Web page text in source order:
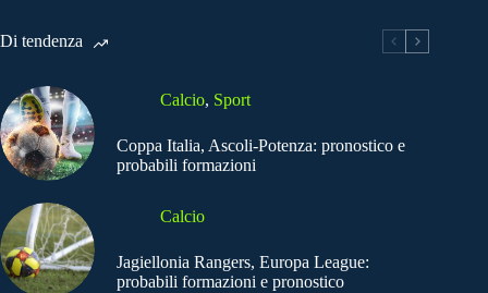
Di tendenza
Calcio, Sport
Coppa Italia, Ascoli-Potenza: pronostico e
probabili formazioni
Calcio
Jagiellonia Rangers, Europa League:
probabili formazioni e pronostico